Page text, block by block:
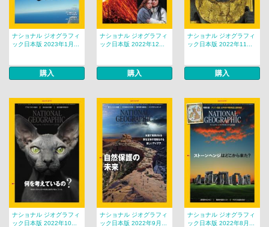
ナショナル ジオグラフィ
ック日本版 2023年1月...
購入
ナショナル ジオグラフィ
ック日本版 2022年12...
購入
ナショナル ジオグラフィ
ック日本版 2022年11...
購入
ナショナル ジオグラフィ
ック日本版 2022年10...
ナショナル ジオグラフィ
ック日本版 2022年9月...
ナショナル ジオグラフィ
ック日本版 2022年8月...